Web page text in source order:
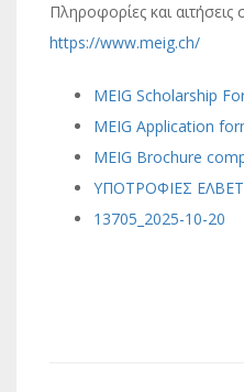
Πληροφορίες και
https://www.meig.ch/
MEIG Scholarship
MEIG Application
MEIG Brochure
ΥΠΟΤΡΟΦΙΕΣ
13705_2025-10-20